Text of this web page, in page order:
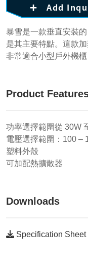
暴雪是一款垂直安裝
是其主要特點。這款
非常適合小型戶外機
Product
功率選擇範圍從 30W
電壓選擇範圍：100 –
塑料外殼
可加配熱擴散器
Downloads
Specification Sheet
Add